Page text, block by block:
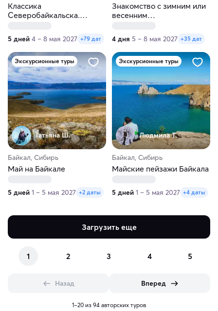
Классика
Северобайкальска.
5 дней 4 – 8 мая 2027 +79 дат
Знакомство с зимним или
весенним
4 дня 5 – 8 мая 2027 +35 дат
Экскурсионные туры
Татьяна Ш.
Байкал, Сибирь
Май на Байкале
5 дней 1 – 5 мая 2027 +2 даты
Экскурсионные туры
Людмила Т.
Байкал, Сибирь
Майские пейзажи Байкала
5 дней 1 – 5 мая 2027 +4 даты
Загрузить еще
1 2 3 4 5
Назад Вперед
1–20 из 94 авторских туров